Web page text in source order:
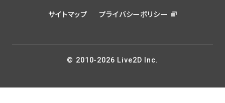
サイトマップ プライバシーポリシー
© 2010-2026 Live2D Inc.